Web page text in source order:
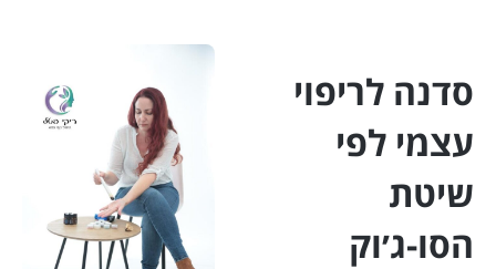
סדנה לריפוי
עצמי לפי
שיטת
הסו-ג׳וק